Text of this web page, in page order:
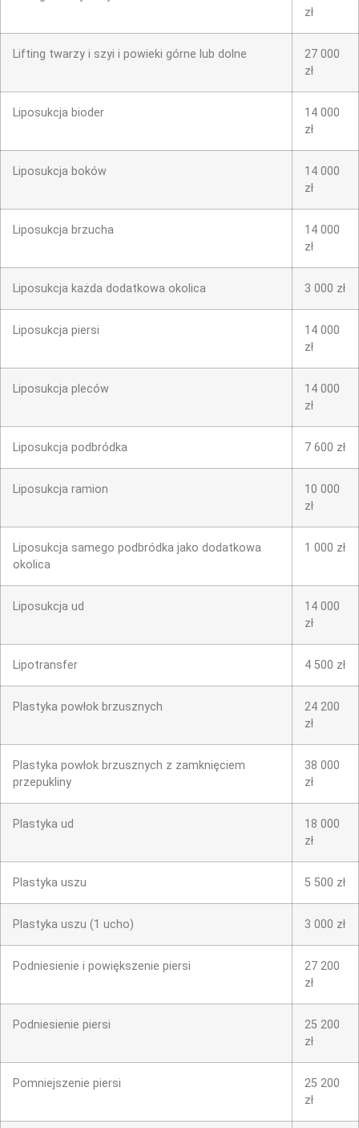
zł
Lifting twarzy i szyi i powieki górne lub dolne
27 000
zł
Liposukcja bioder
14 000
zł
Liposukcja boków
14 000
zł
Liposukcja brzucha
14 000
zł
Liposukcja każda dodatkowa okolica 3 000 zł
Liposukcja piersi
14 000
zł
Liposukcja pleców
14 000
zł
Liposukcja podbródka 7 600 zł
Liposukcja ramion
10 000
zł
Liposukcja samego podbródka jako dodatkowa
okolica
1 000 zł
Liposukcja ud
14 000
zł
Lipotransfer 4 500 zł
Plastyka powłok brzusznych
24 200
zł
Plastyka powłok brzusznych z zamknięciem
przepukliny
38 000
zł
Plastyka ud
18 000
zł
Plastyka uszu 5 500 zł
Plastyka uszu (1 ucho) 3 000 zł
Podniesienie i powiększenie piersi
27 200
zł
Podniesienie piersi
25 200
zł
Pomniejszenie piersi
25 200
zł